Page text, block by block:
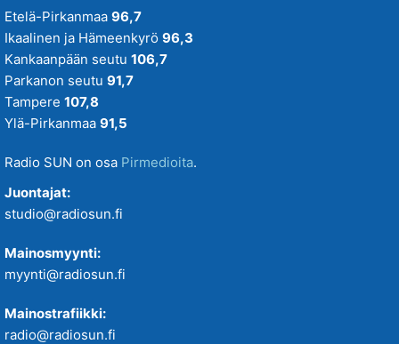
Etelä-Pirkanmaa 96,7
Ikaalinen ja Hämeenkyrö 96,3
Kankaanpään seutu 106,7
Parkanon seutu 91,7
Tampere 107,8
Ylä-Pirkanmaa 91,5
Radio SUN on osa Pirmedioita.
Juontajat:
studio@radiosun.fi
Mainosmyynti:
myynti@radiosun.fi
Mainostrafiikki:
radio@radiosun.fi